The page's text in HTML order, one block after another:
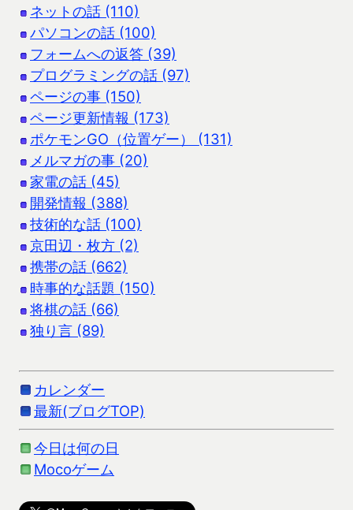
ネットの話 (110)
パソコンの話 (100)
フォームへの返答 (39)
プログラミングの話 (97)
ページの事 (150)
ページ更新情報 (173)
ポケモンGO（位置ゲー） (131)
メルマガの事 (20)
家電の話 (45)
開発情報 (388)
技術的な話 (100)
京田辺・枚方 (2)
携帯の話 (662)
時事的な話題 (150)
将棋の話 (66)
独り言 (89)
カレンダー
最新(ブログTOP)
今日は何の日
Mocoゲーム